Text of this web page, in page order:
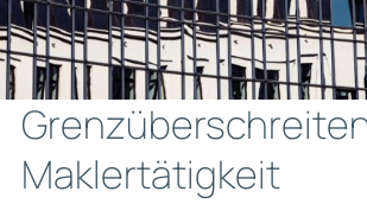
Maklertätigkeit